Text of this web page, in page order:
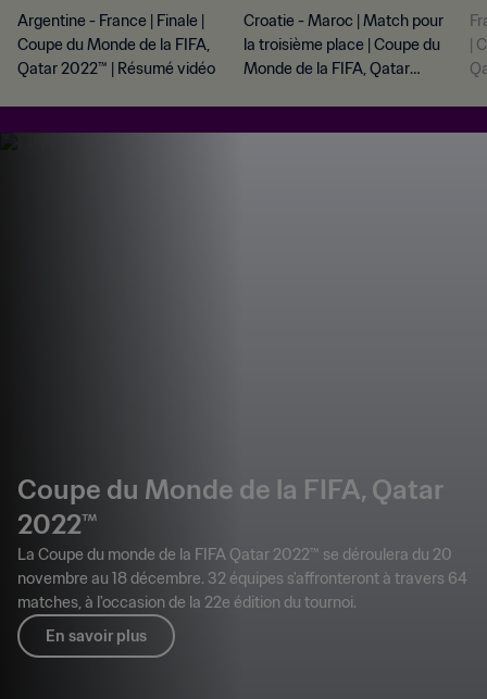
Argentine - France | Finale |
Coupe du Monde de la FIFA,
Qatar 2022™ | Résumé vidéo
Croatie - Maroc | Match pour
la troisième place | Coupe du
Monde de la FIFA, Qatar
|
Coupe du Monde de la FIFA, Qatar
2022™
La Coupe du monde de la FIFA Qatar 2022™ se déroulera du 20
novembre au 18 décembre. 32 équipes s'affronteront à travers 64
matches, à l'occasion de la 22e édition du tournoi.
En savoir plus